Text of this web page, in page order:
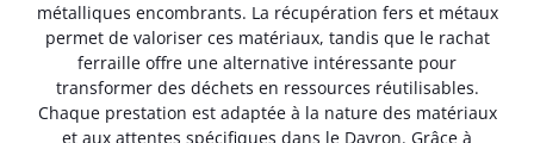
métalliques encombrants. La récupération fers et métaux
permet de valoriser ces matériaux, tandis que le rachat
ferraille offre une alternative intéressante pour
transformer des déchets en ressources réutilisables.
Chaque prestation est adaptée à la nature des matériaux
et aux attentes spécifiques dans le Davron. Grâce à